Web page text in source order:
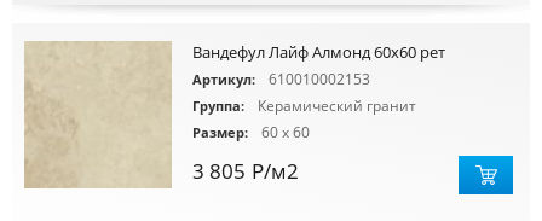
Вандефул Лайф Алмонд 60х60 рет
Артикул: 610010002153
Группа: Керамический гранит
Размер: 60 x 60
3 805 Р/м2